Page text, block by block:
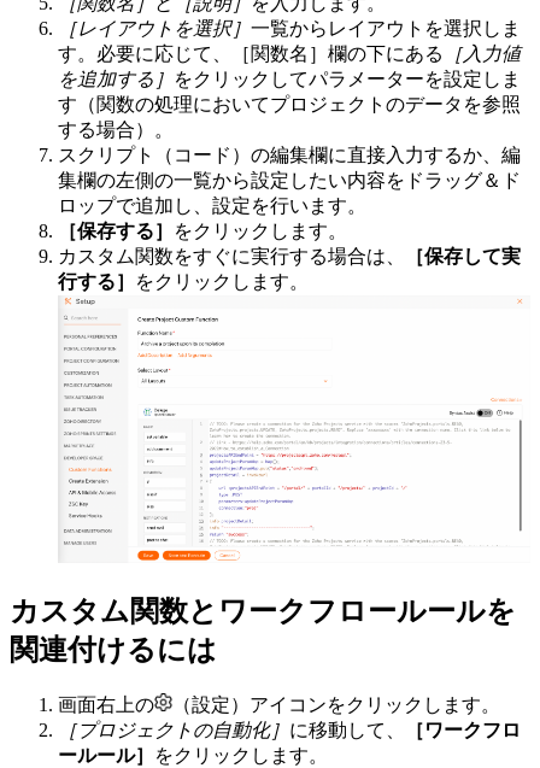
［レイアウトを選択］ 一覧からレイアウトを選択しま
す。必要に応じて、［関数名］欄の下にある
［入力値
を追加する］ をクリックしてパラメーターを設定しま
す（関数の処理においてプロジェクトのデータを参照
する場合）。
スクリプト（コード）の編集欄に直接入力するか、編
集欄の左側の一覧から設定したい内容をドラッグ＆ド
ロップで追加し、設定を行います。
［保存する］
をクリックします。
カスタム関数をすぐに実行する場合は、
［保存して実
行する］
をクリックします。
カスタム関数とワークフロールールを
関連付けるには
画面右上の
（設定）アイコンをクリックします。
［プロジェクトの自動化］ に移動して、
［ワークフロ
ールール］
をクリックします。